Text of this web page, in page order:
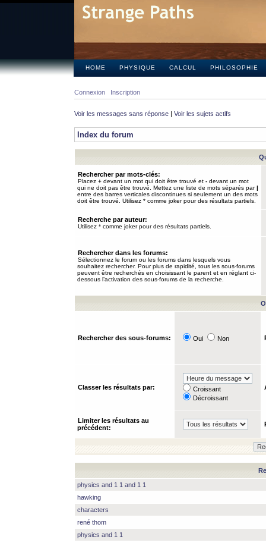
HOME PHYSIQUE CALCUL PHILOSOPHIE
Connexion Inscription
Voir les messages sans réponse | Voir les sujets actifs
Index du forum
Rechercher par mots-clés:
Placez + devant un mot qui doit être trouvé et - devant un mot
qui ne doit pas être trouvé. Mettez une liste de mots séparés par|
entre des barres verticales discontinues si seulement un des mots
doit être trouvé. Utilisez * comme joker pour des résultats partiels.
Recherche par auteur:
Utilisez * comme joker pour des résultats partiels.
Rechercher dans les forums:
Sélectionnez le forum ou les forums dans lesquels vous
souhaitez rechercher. Pour plus de rapidité, tous les sous-forums
peuvent être recherchés en choisissant le parent et en réglant ci-
dessous l’activation des sous-forums de la recherche.
Rechercher des sous-forums: Oui Non
Classer les résultats par:
Croissant
Décroissant
Limiter les résultats au
précédent:
physics and 1 1 and 1 1
hawking
characters
rené thom
physics and 1 1